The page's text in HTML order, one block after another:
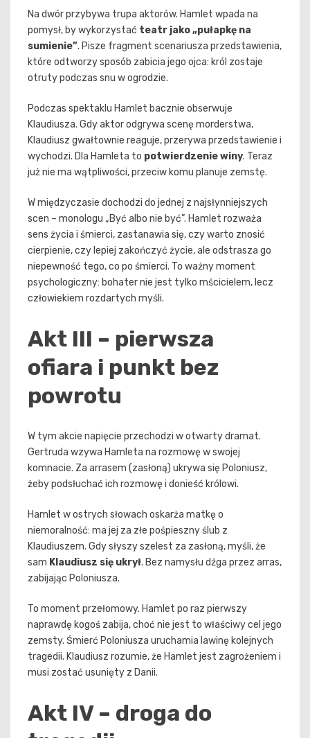
Na dwór przybywa trupa aktorów. Hamlet wpada na
pomysł, by wykorzystać teatr jako „pułapkę na
sumienie”. Pisze fragment scenariusza przedstawienia,
które odtworzy sposób zabicia jego ojca: król zostaje
otruty podczas snu w ogrodzie.
Podczas spektaklu Hamlet bacznie obserwuje
Klaudiusza. Gdy aktor odgrywa scenę morderstwa,
Klaudiusz gwałtownie reaguje, przerywa przedstawienie i
wychodzi. Dla Hamleta to potwierdzenie winy. Teraz
już nie ma wątpliwości, przeciw komu planuje zemstę.
W międzyczasie dochodzi do jednej z najsłynniejszych
scen – monologu „Być albo nie być”. Hamlet rozważa
sens życia i śmierci, zastanawia się, czy warto znosić
cierpienie, czy lepiej zakończyć życie, ale odstrasza go
niepewność tego, co po śmierci. To ważny moment
psychologiczny: bohater nie jest tylko mścicielem, lecz
człowiekiem rozdartych myśli.
Akt III – pierwsza
ofiara i punkt bez
powrotu
W tym akcie napięcie przechodzi w otwarty dramat.
Gertruda wzywa Hamleta na rozmowę w swojej
komnacie. Za arrasem (zasłoną) ukrywa się Poloniusz,
żeby podsłuchać ich rozmowę i donieść królowi.
Hamlet w ostrych słowach oskarża matkę o
niemoralność: ma jej za złe pośpieszny ślub z
Klaudiuszem. Gdy słyszy szelest za zasłoną, myśli, że
sam Klaudiusz się ukrył. Bez namysłu dźga przez arras,
zabijając Poloniusza.
To moment przełomowy. Hamlet po raz pierwszy
naprawdę kogoś zabija, choć nie jest to właściwy cel jego
zemsty. Śmierć Poloniusza uruchamia lawinę kolejnych
tragedii. Klaudiusz rozumie, że Hamlet jest zagrożeniem i
musi zostać usunięty z Danii.
Akt IV – droga do